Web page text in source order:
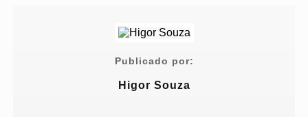
Publicado por:
Higor Souza